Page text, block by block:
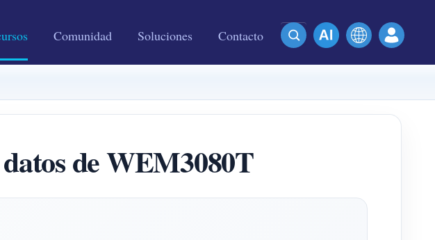
Comunidad Soluciones Contacto
de WEM3080T